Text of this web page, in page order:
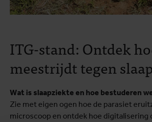
ITG-stand: Ontdek
meestrijdt tegen
Wat is slaapziekte en hoe bestuderen
Zie met eigen ogen hoe de parasiet
microscoop en ontdek hoe digitalisering